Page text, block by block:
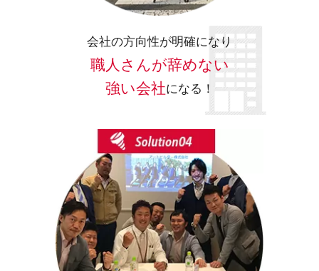
会社の方向性が明確になり
職人さんが辞めない
強い会社になる！